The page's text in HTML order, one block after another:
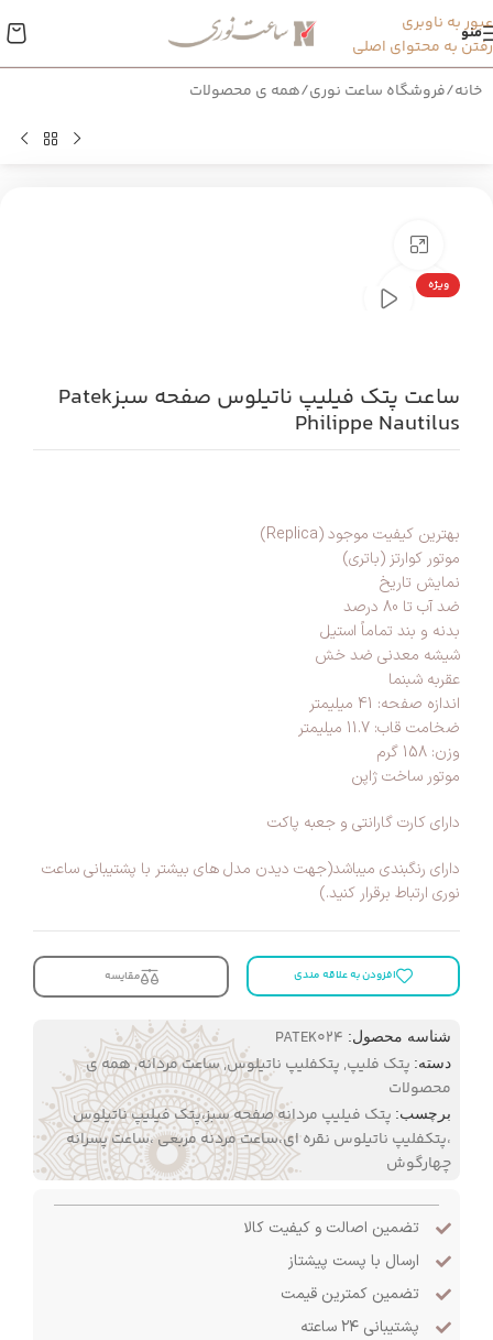
عبور به ناوبری
رفتن به محتوای اصلی
منو
خانه/فروشگاه ساعت نوری/همه ی محصولات
ویژه
ساعت پتک فیلیپ ناتیلوس صفحه سبزPatek
Philippe Nautilus
بهترین کیفیت موجود (Replica)
موتور کوارتز (باتری)
نمایش تاریخ
ضد آب تا 80 درصد
بدنه و بند تماماً استیل
شیشه معدنی ضد خش
عقربه شبنما
اندازه صفحه: 41 میلیمتر
ضخامت قاب: 11.7 میلیمتر
وزن: 158 گرم
موتور ساخت ژاپن
دارای کارت گارانتی و جعبه پاکت
دارای رنگبندی میباشد(جهت دیدن مدل های بیشتر با پشتیبانی ساعت
نوری ارتباط برقرار کنید.)
افزودن به علاقه مندی مقایسه
شناسه محصول: PATEK024
دسته: پتک فلیپ, پتکفلیپ ناتیلوس,ساعت مردانه,همه ی
محصولات
برچسب: پتک فیلیپ مردانه صفحه سبز،پتک فیلیپ ناتیلوس
،پتکفلیپ ناتیلوس نقره ای،ساعت مردنه مربعی ،ساعت پسرانه
چهارگوش
تضمین اصالت و کیفیت کالا
ارسال با پست پیشتاز
تضمین کمترین قیمت
پشتیبانی ۲۴ ساعته